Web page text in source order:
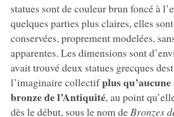
statues sont de couleur brun foncé à
quelques parties plus claires, elles
conservées, proprement modelées,
apparentes. Les dimensions sont
avait trouvé deux statues grecques
l’imaginaire collectifplus
bronze de l’Antiquité, au point
dès le début, sous le nom de Bronzes